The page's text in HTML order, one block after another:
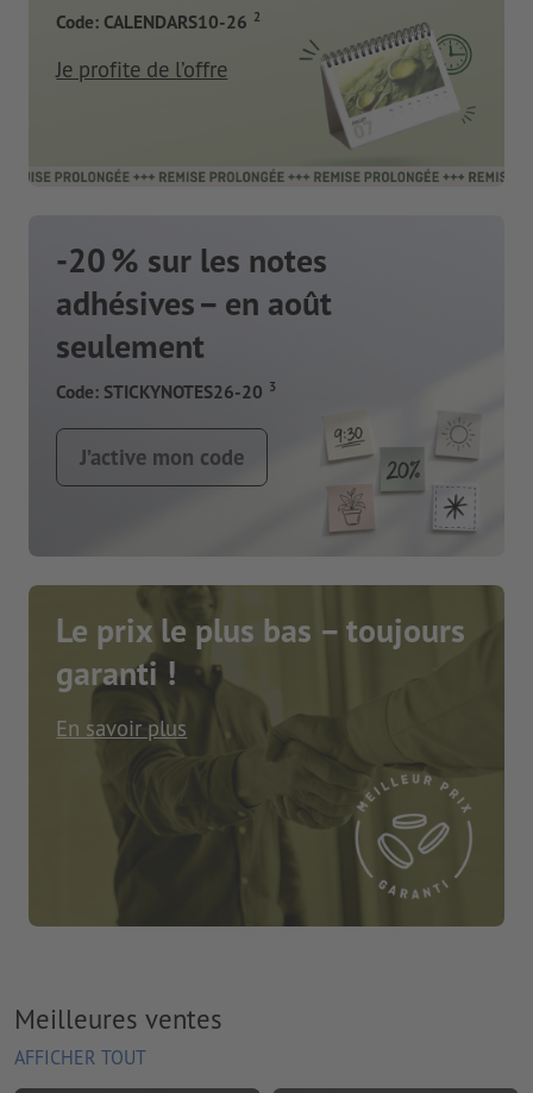
Code: CALENDARS10-26 2
Je profite de l’offre
-20 % sur les notes
adhésives – en août
seulement
Code: STICKYNOTES26-20 3
J’active mon code
Le prix le plus bas – toujours
garanti !
En savoir plus
Meilleures ventes
AFFICHER TOUT